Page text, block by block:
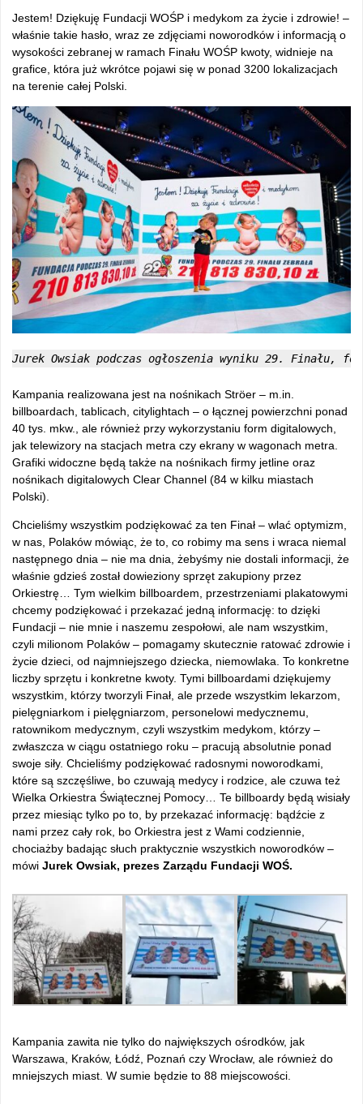
Jestem! Dziękuję Fundacji WOŚP i medykom za życie i zdrowie! –
właśnie takie hasło, wraz ze zdjęciami noworodków i informacją o
wysokości zebranej w ramach Finału WOŚP kwoty, widnieje na
grafice, która już wkrótce pojawi się w ponad 3200 lokalizacjach
na terenie całej Polski.
Jurek Owsiak podczas ogłoszenia wyniku 29. Finału,
Kampania realizowana jest na nośnikach Ströer – m.in.
billboardach, tablicach, citylightach – o łącznej powierzchni ponad
40 tys. mkw., ale również przy wykorzystaniu form digitalowych,
jak telewizory na stacjach metra czy ekrany w wagonach metra.
Grafiki widoczne będą także na nośnikach firmy jetline oraz
nośnikach digitalowych Clear Channel (84 w kilku miastach
Polski).
Chcieliśmy wszystkim podziękować za ten Finał – wlać optymizm,
w nas, Polaków mówiąc, że to, co robimy ma sens i wraca niemal
następnego dnia – nie ma dnia, żebyśmy nie dostali informacji, że
właśnie gdzieś został dowieziony sprzęt zakupiony przez
Orkiestrę… Tym wielkim billboardem, przestrzeniami plakatowymi
chcemy podziękować i przekazać jedną informację: to dzięki
Fundacji – nie mnie i naszemu zespołowi, ale nam wszystkim,
czyli milionom Polaków – pomagamy skutecznie ratować zdrowie i
życie dzieci, od najmniejszego dziecka, niemowlaka. To konkretne
liczby sprzętu i konkretne kwoty. Tymi billboardami dziękujemy
wszystkim, którzy tworzyli Finał, ale przede wszystkim lekarzom,
pielęgniarkom i pielęgniarzom, personelowi medycznemu,
ratownikom medycznym, czyli wszystkim medykom, którzy –
zwłaszcza w ciągu ostatniego roku – pracują absolutnie ponad
swoje siły. Chcieliśmy podziękować radosnymi noworodkami,
które są szczęśliwe, bo czuwają medycy i rodzice, ale czuwa też
Wielka Orkiestra Świątecznej Pomocy… Te billboardy będą wisiały
przez miesiąc tylko po to, by przekazać informację: bądźcie z
nami przez cały rok, bo Orkiestra jest z Wami codziennie,
chociażby badając słuch praktycznie wszystkich noworodków –
mówi Jurek Owsiak, prezes Zarządu Fundacji WOŚ.
Kampania zawita nie tylko do największych ośrodków, jak
Warszawa, Kraków, Łódź, Poznań czy Wrocław, ale również do
mniejszych miast. W sumie będzie to 88 miejscowości.